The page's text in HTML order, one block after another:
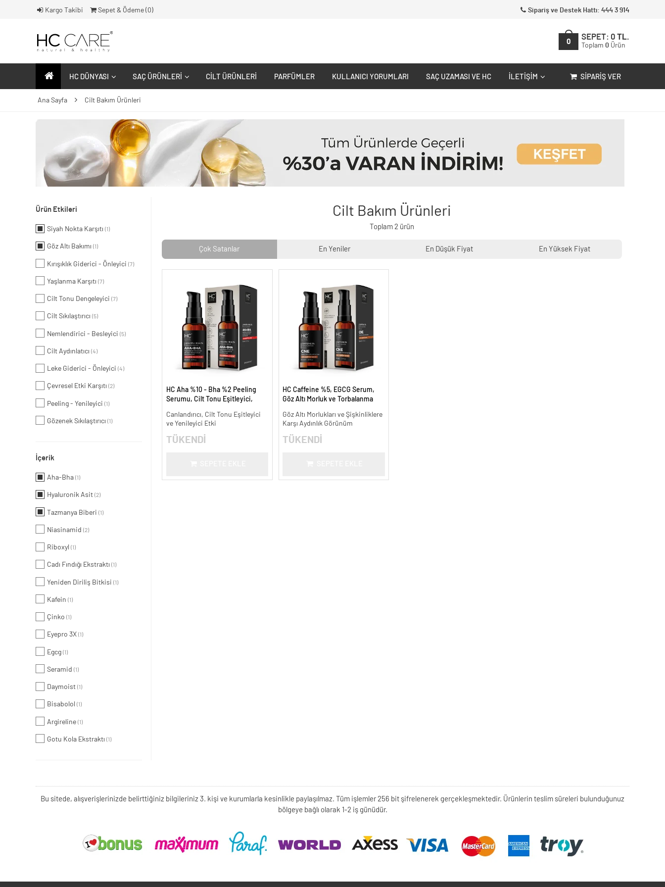
Kargo Takibi Sepet & Ödeme ( 0) Sipariş ve Destek Hattı: 444 3 914
0
SEPET: 0 TL.
Toplam 0 Ürün
HC DÜNYASI SAÇ ÜRÜNLERI CILT ÜRÜNLERI PARFÜMLER KULLANICI YORUMLARI SAÇ UZAMASI VE HC İLETIŞIM SIPARIŞ VER
Ana Sayfa Cilt Bakım Ürünleri
Ürün Etkileri
Siyah Nokta Karşıtı (1)
Göz Altı Bakımı (1)
Kırışıklık Giderici - Önleyici (7)
Yaşlanma Karşıtı (7)
Cilt Tonu Dengeleyici (7)
Cilt Sıkılaştırıcı (5)
Nemlendirici - Besleyici (5)
Cilt Aydınlatıcı (4)
Leke Giderici - Önleyici (4)
Çevresel Etki Karşıtı (2)
Peeling - Yenileyici (1)
Gözenek Sıkılaştırıcı (1)
İçerik
Aha-Bha (1)
Hyaluronik Asit (2)
Tazmanya Biberi (1)
Niasinamid (2)
Riboxyl (1)
Cadı Fındığı Ekstraktı (1)
Yeniden Diriliş Bitkisi (1)
Kafein (1)
Çinko (1)
Eyepro 3X (1)
Egcg (1)
Seramid (1)
Daymoist (1)
Bisabolol (1)
Argireline (1)
Gotu Kola Ekstraktı (1)
Cilt Bakım Ürünleri
Toplam 2 ürün
Çok Satanlar En Yeniler En Düşük Fiyat En Yüksek Fiyat
HC Aha %10 - Bha %2 Peeling
Serumu, Cilt Tonu Eşitleyici,
Canlandırıcı, Cilt Tonu Eşitleyici
ve Yenileyici Etki
TÜKENDİ
HC Caffeine %5, EGCG Serum,
Göz Altı Morluk ve Torbalanma
Göz Altı Morlukları ve Şişkinliklere
Karşı Aydınlık Görünüm
TÜKENDİ
Bu sitede, alışverişlerinizde belirttiğiniz bilgileriniz 3. kişi ve kurumlarla kesinlikle paylaşılmaz. Tüm işlemler 256 bit şifrelenerek gerçekleşmektedir. Ürünlerin teslim süreleri bulunduğunuz
bölgeye bağlı olarak 1-2 iş günüdür.